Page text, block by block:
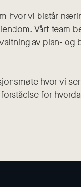
hvor vi bistår
Vårt team
av plan- og
hvor vi
for